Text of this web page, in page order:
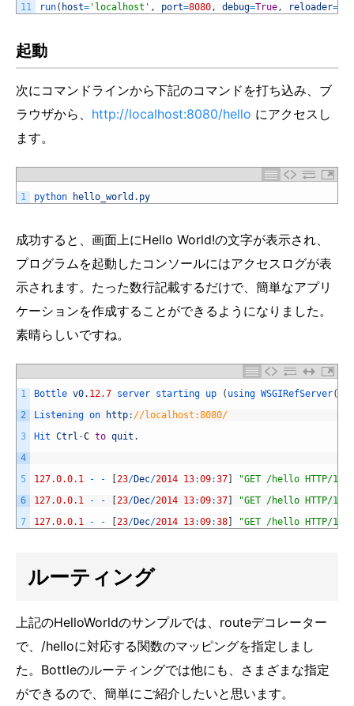
11
run( host= 'localhost' , port=8080 , debug=True , reloader=
起動
次にコマンドラインから下記のコマンドを打ち込み、ブ
ラウザから、 http://localhost:8080/hello にアクセスし
ます。
1 python hello_world . py
成功すると、画面上にHello World!の文字が表示され、
プログラムを起動したコンソールにはアクセスログが表
示されます。たった数行記載するだけで、簡単なアプリ
ケーションを作成することができるようになりました。
素晴らしいですね。
1
2
3
4
5
6
7
Bottle v0. 12.7 server starting up ( using WSGIRefServer(
Listening on http: //localhost:8080/
Hit Ctrl -C to quit .
127.0.0.1 - - [23/Dec/2014 13:09:37]
"GET /hello HTTP/1.1"
127.0.0.1
- - [23/Dec/2014 13:09:37]
"GET /hello HTTP/1.1"
127.0.0.1
- - [23/Dec/2014 13:09:38] "GET /hello HTTP/1.1"
ルーティング
上記のHelloWorldのサンプルでは、routeデコレーター
で、/helloに対応する関数のマッピングを指定しまし
た。Bottleのルーティングでは他にも、さまざまな指定
ができるので、簡単にご紹介したいと思います。